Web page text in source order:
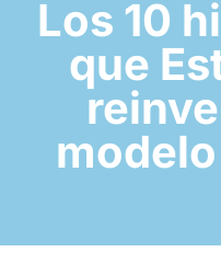
Los 10
que